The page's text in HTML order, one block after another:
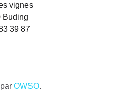
vignes
Buding
39 87
OWSO.